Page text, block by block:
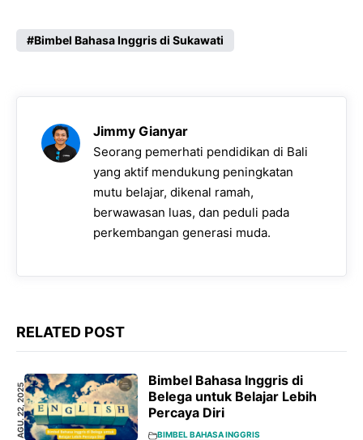
Bimbel Bahasa Inggris di Sukawati
Jimmy Gianyar
Seorang pemerhati pendidikan di Bali
yang aktif mendukung peningkatan
mutu belajar, dikenal ramah,
berwawasan luas, dan peduli pada
perkembangan generasi muda.
RELATED POST
AGU. 22, 2025
Bimbel Bahasa Inggris di
Belega untuk Belajar Lebih
Percaya Diri
BIMBEL BAHASA INGGRIS